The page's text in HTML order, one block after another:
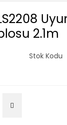
2.1m
Stok Kodu